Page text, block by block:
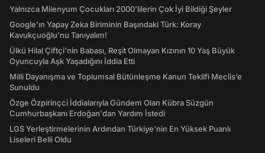
Yalnızca Milenyum Çocukları 2000'lilerin Çok İyi Bildiği Şeyler
Google'ın Yapay Zeka Biriminin Başındaki Türk: Koray
Kavukçuoğlu'nu Tanıyalım!
Ülkü Hilal Çiftçi'nin Babası, Reşit Olmayan Kızının 10 Yaş Büyük
Oyuncuyla Aşk Yaşadığını İddia Etti
Milli Dayanışma ve Toplumsal Bütünleşme Kanun Teklifi Meclis’e
Sunuldu
Özge Özpirinçci İddialarıyla Gündem Olan Kübra Süzgün
Cumhurbaşkanı Erdoğan'dan Yardım İstedi
LGS Yerleştirmelerinin Ardından Türkiye'nin En Yüksek Puanlı
Liseleri Belli Oldu